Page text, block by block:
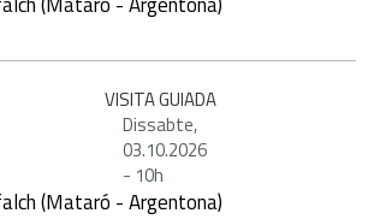
VISITA GUIADA
Dissabte,
03.10.2026
- 10h
(Mataró - Argentona)